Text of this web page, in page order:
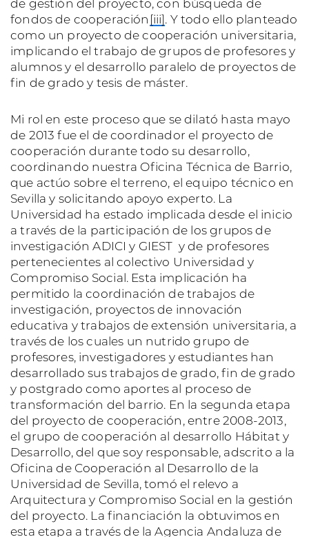
fondos de cooperación [iii]. Y todo ello planteado
como un proyecto de cooperación universitaria,
implicando el trabajo de grupos de profesores y
alumnos y el desarrollo paralelo de proyectos de
fin de grado y tesis de máster.
Mi rol en este proceso que se dilató hasta mayo
de 2013 fue el de coordinador el proyecto de
cooperación durante todo su desarrollo,
coordinando nuestra Oficina Técnica de Barrio,
que actúo sobre el terreno, el equipo técnico en
Sevilla y solicitando apoyo experto. La
Universidad ha estado implicada desde el inicio
a través de la participación de los grupos de
investigación ADICI y GIEST y de profesores
pertenecientes al colectivo Universidad y
Compromiso Social. Esta implicación ha
permitido la coordinación de trabajos de
investigación, proyectos de innovación
educativa y trabajos de extensión universitaria, a
través de los cuales un nutrido grupo de
profesores, investigadores y estudiantes han
desarrollado sus trabajos de grado, fin de grado
y postgrado como aportes al proceso de
transformación del barrio. En la segunda etapa
del proyecto de cooperación, entre 2008-2013,
el grupo de cooperación al desarrollo Hábitat y
Desarrollo, del que soy responsable, adscrito a la
Oficina de Cooperación al Desarrollo de la
Universidad de Sevilla, tomó el relevo a
Arquitectura y Compromiso Social en la gestión
del proyecto. La financiación la obtuvimos en
esta etapa a través de la Agencia Andaluza de